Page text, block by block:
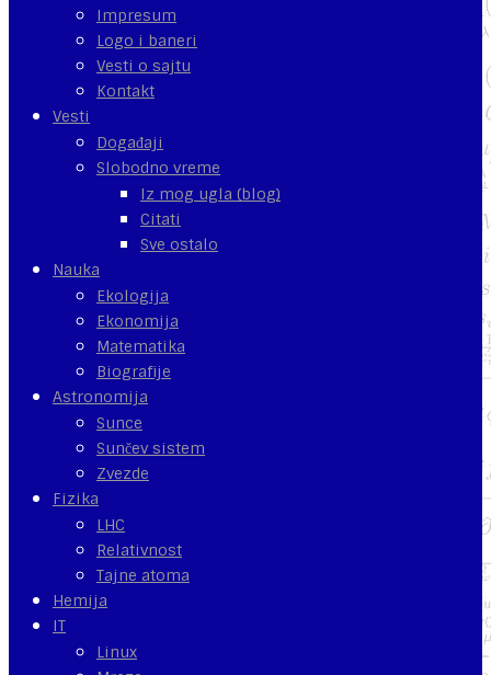
Impresum
Logo i baneri
Vesti o sajtu
Kontakt
Vesti
Događaji
Slobodno vreme
Iz mog ugla (blog)
Citati
Sve ostalo
Nauka
Ekologija
Ekonomija
Matematika
Biografije
Astronomija
Sunce
Sunčev sistem
Zvezde
Fizika
LHC
Relativnost
Tajne atoma
Hemija
IT
Linux